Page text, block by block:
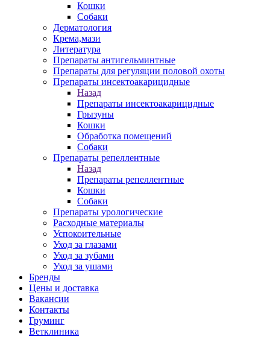
Кошки
Собаки
Дерматология
Крема,мази
Литература
Препараты антигельминтные
Препараты для регуляции половой охоты
Препараты инсектоакарицидные
Назад
Препараты инсектоакарицидные
Грызуны
Кошки
Обработка помещений
Собаки
Препараты репеллентные
Назад
Препараты репеллентные
Кошки
Собаки
Препараты урологические
Расходные материалы
Успокоительные
Уход за глазами
Уход за зубами
Уход за ушами
Бренды
Цены и доставка
Вакансии
Контакты
Груминг
Ветклиника